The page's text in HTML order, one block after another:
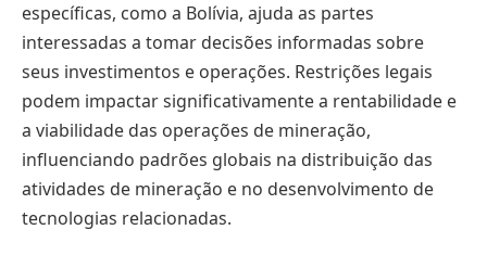
específicas, como a Bolívia, ajuda as partes
interessadas a tomar decisões informadas sobre
seus investimentos e operações. Restrições legais
podem impactar significativamente a rentabilidade e
a viabilidade das operações de mineração,
influenciando padrões globais na distribuição das
atividades de mineração e no desenvolvimento de
tecnologias relacionadas.